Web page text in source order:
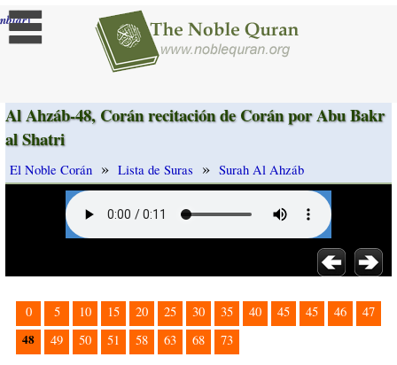
]
Al Ahzáb-48, Corán recitación de Corán por Abu Bakr
al Shatri
El Noble Corán » Lista de Suras » Surah Al Ahzáb
0 5 10 15 20 25 30 35 40 45 45 46 47
48 49 50 51 58 63 68 73